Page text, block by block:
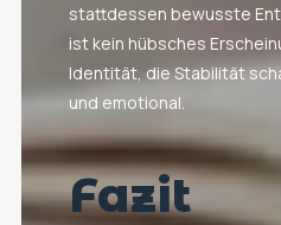
stattdessen bewusste
ist kein hübsches
Identität, die Stabilität
und emotional.
Fazit